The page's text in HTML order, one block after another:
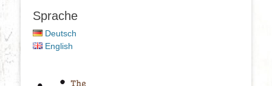
Sprache
Deutsch
English